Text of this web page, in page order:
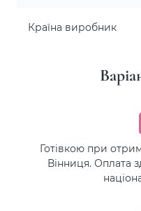
Країна виробник
Готівкою при
Вінниця. Оплата